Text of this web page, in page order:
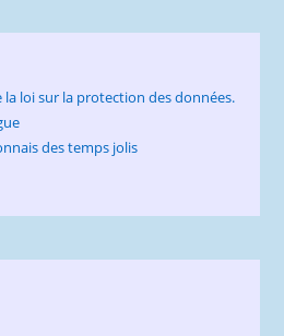
la loi sur la protection des données.
des temps jolis